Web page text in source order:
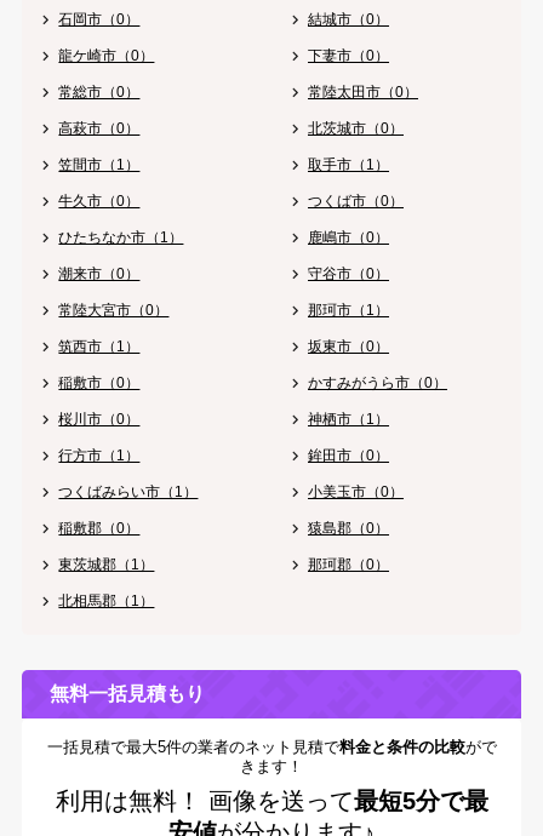
石岡市（0） 結城市（0）
龍ケ崎市（0） 下妻市（0）
常総市（0） 常陸太田市（0）
高萩市（0） 北茨城市（0）
笠間市（1） 取手市（1）
牛久市（0） つくば市（0）
ひたちなか市（1） 鹿嶋市（0）
潮来市（0） 守谷市（0）
常陸大宮市（0） 那珂市（1）
筑西市（1） 坂東市（0）
稲敷市（0） かすみがうら市（0）
桜川市（0） 神栖市（1）
行方市（1） 鉾田市（0）
つくばみらい市（1） 小美玉市（0）
稲敷郡（0） 猿島郡（0）
東茨城郡（1） 那珂郡（0）
北相馬郡（1）
無料一括見積もり
一括見積で最大5件の業者のネット見積で料金と条件の比較がで
きます！
利用は無料！ 画像を送って最短5分で最